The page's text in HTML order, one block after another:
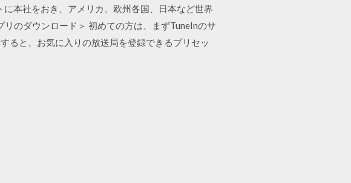
本社をおき、アメリカ、欧州各国、日本など世界
のダウンロード＞ 初めての方は、まずTuneInのサ
ると、お気に入りの放送局を登録できるプリセッ